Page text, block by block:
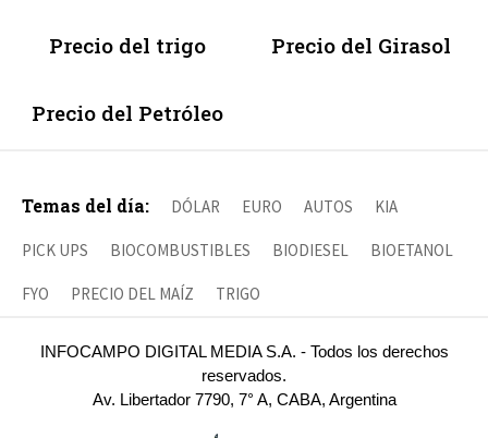
Precio del trigo Precio del Girasol
Precio del Petróleo
Temas del día: DÓLAR EURO AUTOS KIA
PICK UPS BIOCOMBUSTIBLES BIODIESEL BIOETANOL
FYO PRECIO DEL MAÍZ TRIGO
INFOCAMPO DIGITAL MEDIA S.A. - Todos los derechos
reservados.
Av. Libertador 7790, 7° A, CABA, Argentina